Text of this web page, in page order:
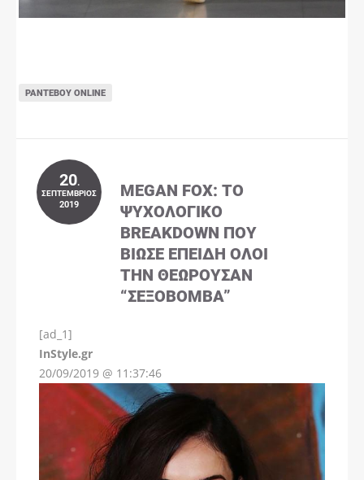
ΡΑΝΤΕΒΟΎ ONLINE
20.
ΣΕΠΤΈΜΒΡΙΟΣ
2019
MEGAN FOX: ΤΟ
ΨΥΧΟΛΟΓΙΚΌ
BREAKDOWN ΠΟΥ
ΒΊΩΣΕ ΕΠΕΙΔΉ ΌΛΟΙ
ΤΗΝ ΘΕΩΡΟΎΣΑΝ
“ΣΕΞΟΒΌΜΒΑ”
[ad_1]
InStyle.gr
20/09/2019 @ 11:37:46